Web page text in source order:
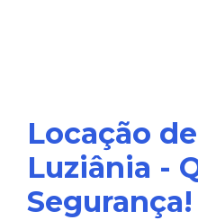
Locação
Luziânia -
Segurança!